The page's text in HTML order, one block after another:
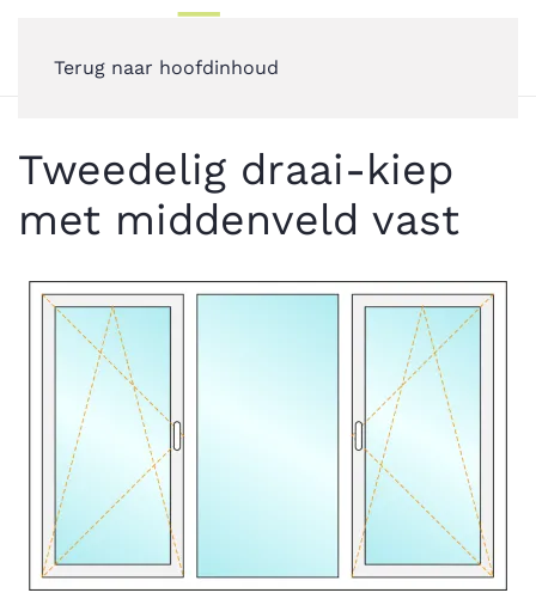
Terug naar hoofdinhoud
Tweedelig draai-kiep
met middenveld vast